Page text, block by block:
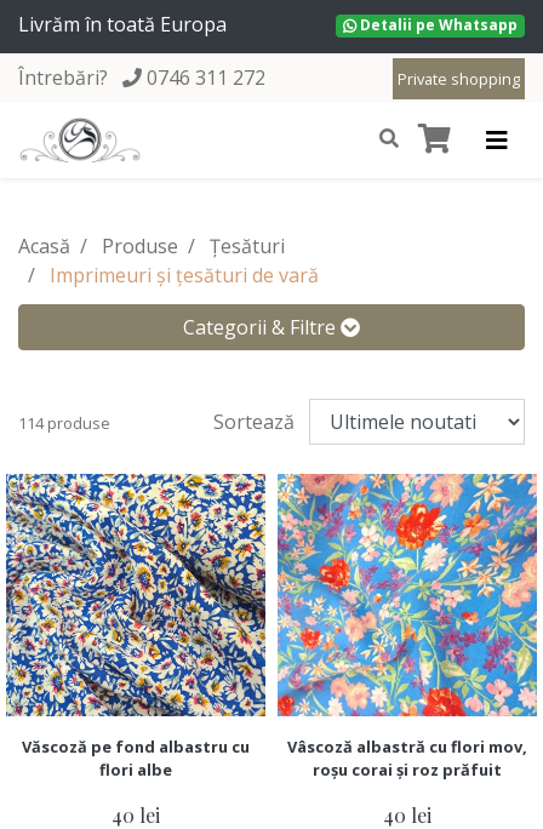
Livrăm în toată Europa Detalii pe Whatsapp
Private shopping
Întrebări? 0746 311 272
Acasă Produse
Țesături
Imprimeuri și țesături de vară
Categorii & Filtre
114 produse Sortează
Văscoză pe fond albastru cu
flori albe
40 lei
Vâscoză albastră cu flori mov,
roșu corai și roz prăfuit
40 lei